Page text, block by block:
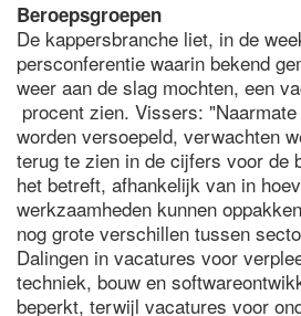
Beroepsgroepen
De kappersbranche liet, in de
persconferentie waarin bekend
weer aan de slag mochten, een
procent zien. Vissers:
worden versoepeld, verwachten
terug te zien in de cijfers voor de
het betreft, afhankelijk van in
werkzaamheden kunnen
nog grote verschillen tussen
Dalingen in vacatures voor
techniek, bouw en
beperkt, terwijl vacatures voor